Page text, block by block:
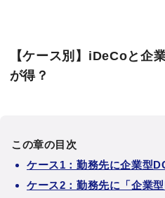
【ケース別】iDeCoと企
が得？
この章の目次
ケース1：勤務先に企業型
ケース2：勤務先に「企業